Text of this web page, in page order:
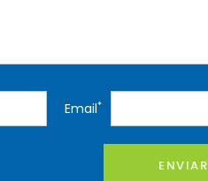
Email*
ENVIAR